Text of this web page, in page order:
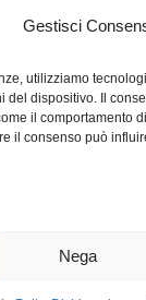
Gestisci
utilizziamo
del dispositivo. Il
il comportamento
il consenso può
Nega
uso sezione